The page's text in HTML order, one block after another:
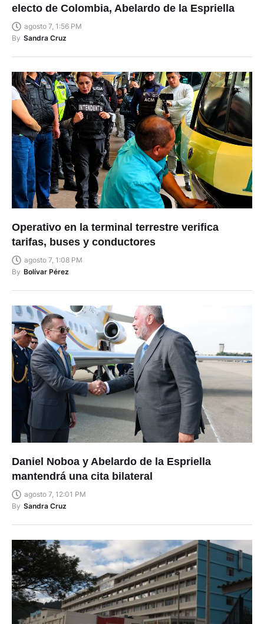
electo de Colombia, Abelardo de la Espriella
agosto 7, 1:56 PM
By Sandra Cruz
Operativo en la terminal terrestre verifica
tarifas, buses y conductores
agosto 7, 1:08 PM
By Bolívar Pérez
Daniel Noboa y Abelardo de la Espriella
mantendrá una cita bilateral
agosto 7, 12:01 PM
By Sandra Cruz